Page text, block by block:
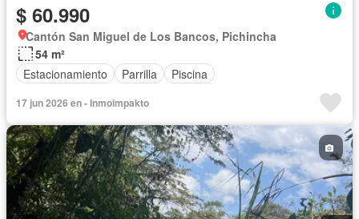
$ 60.990
Cantón San Miguel de Los Bancos, Pichincha
54 m²
Estacionamiento
Parrilla Piscina
17 jun 2026 en - Inmoimpakto